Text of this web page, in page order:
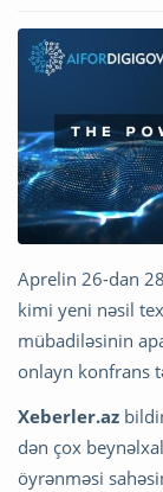
Aprelin 26-dan
kimi yeni nəsil
mübadiləsinin
onlayn konfrans
Xeberler.az
dən çox
öyrənməsi